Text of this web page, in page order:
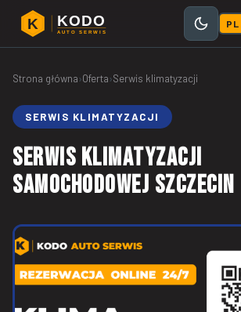
K KODO
AUTO SERWIS
PL
Strona główna›Oferta›Serwis klimatyzacji
SERWIS KLIMATYZACJI
SERWIS KLIMATYZACJI
SAMOCHODOWEJ SZCZECIN